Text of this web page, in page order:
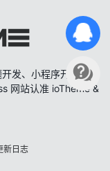
发、小程序开发，提
网站认准 ioTheme &
新日志